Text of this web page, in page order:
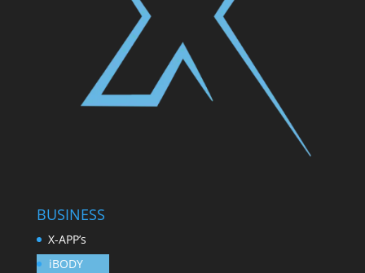
BUSINESS
X-APP’s
iBODY